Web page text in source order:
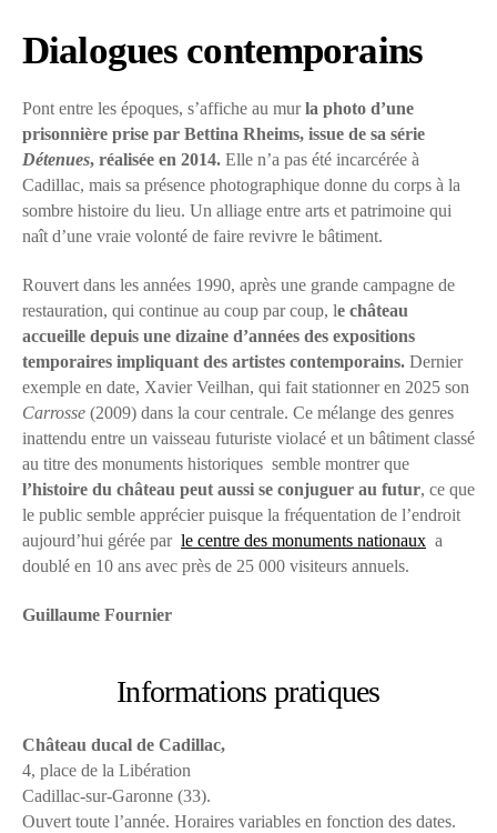
Dialogues contemporains
Pont entre les époques, s’affiche au murla photo d’une
prisonnière prise par Bettina Rheims, issue de sa série
Détenues, réalisée en 2014. Elle n’a pas été incarcérée à
Cadillac, mais sa présence photographique donne du corps à la
sombre histoire du lieu. Un alliage entre arts et patrimoine qui
naît d’une vraie volonté de faire revivre le bâtiment.
Rouvert dans les années 1990, après une grande campagne de
restauration, qui continue au coup par coup, le château
accueille depuis une dizaine d’années des expositions
temporaires impliquant des artistes contemporains. Dernier
exemple en date, Xavier Veilhan, qui fait stationner en 2025 son
Carrosse (2009) dans la cour centrale. Ce mélange des genres
inattendu entre un vaisseau futuriste violacé et un bâtiment classé
au titre des monuments historiques semble montrer que
l’histoire du château peut aussi se conjuguer au futur, ce que
le public semble apprécier puisque la fréquentation de l’endroit
aujourd’hui gérée par le centre des monuments nationaux a
doublé en 10 ans avec près de 25 000 visiteurs annuels.
Guillaume Fournier
Informations pratiques
Château ducal de Cadillac,
4, place de la Libération
Cadillac-sur-Garonne (33).
Ouvert toute l’année. Horaires variables en fonction des dates.